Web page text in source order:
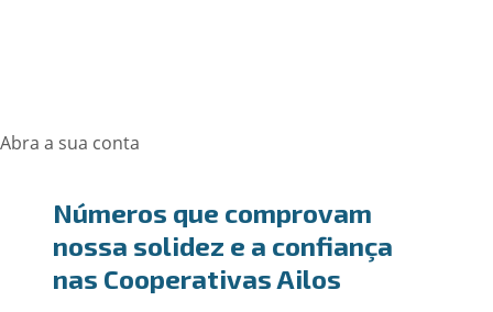
Abra a sua conta
Números que comprovam
nossa solidez e a confiança
nas Cooperativas Ailos